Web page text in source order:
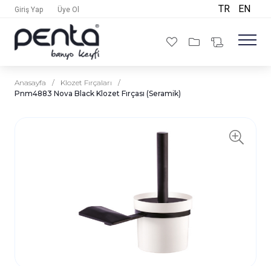
Giriş Yap Üye Ol TR EN
Anasayfa / Klozet Fırçaları
/
Pnm4883 Nova Black Klozet Fırçası (Seramik)